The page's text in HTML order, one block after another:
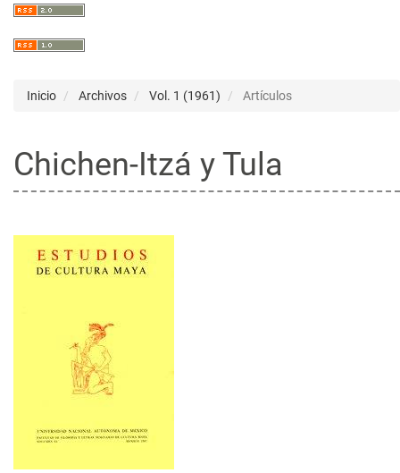
Inicio Archivos Vol. 1 (1961) Artículos
Chichen-Itzá y Tula
Barra
lateral
artículo